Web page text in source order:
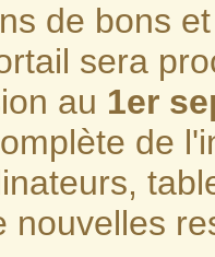
de bons
sera
au 1er
de
nouvelles